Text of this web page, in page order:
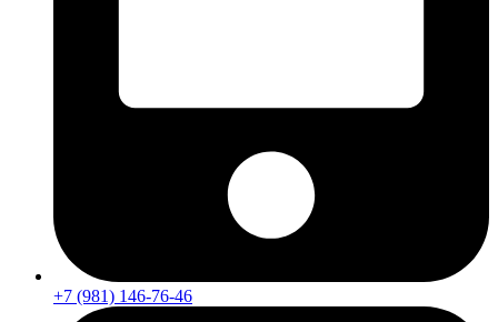
+7 (981) 146-76-46